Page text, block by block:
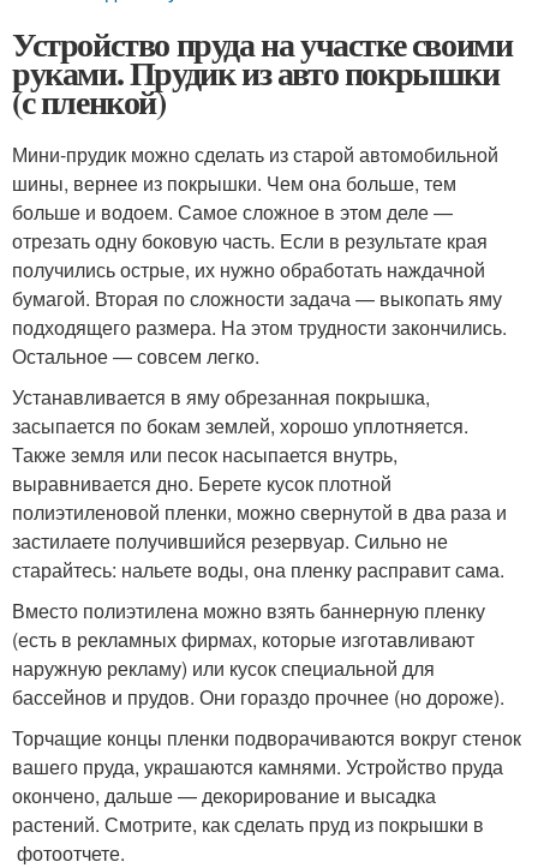
Устройство пруда на участке своими
руками. Прудик из авто покрышки
(с пленкой)
Мини-прудик можно сделать из старой автомобильной
шины, вернее из покрышки. Чем она больше, тем
больше и водоем. Самое сложное в этом деле —
отрезать одну боковую часть. Если в результате края
получились острые, их нужно обработать наждачной
бумагой. Вторая по сложности задача — выкопать яму
подходящего размера. На этом трудности закончились.
Остальное — совсем легко.
Устанавливается в яму обрезанная покрышка,
засыпается по бокам землей, хорошо уплотняется.
Также земля или песок насыпается внутрь,
выравнивается дно. Берете кусок плотной
полиэтиленовой пленки, можно свернутой в два раза и
застилаете получившийся резервуар. Сильно не
старайтесь: нальете воды, она пленку расправит сама.
Вместо полиэтилена можно взять баннерную пленку
(есть в рекламных фирмах, которые изготавливают
наружную рекламу) или кусок специальной для
бассейнов и прудов. Они гораздо прочнее (но дороже).
Торчащие концы пленки подворачиваются вокруг стенок
вашего пруда, украшаются камнями. Устройство пруда
окончено, дальше — декорирование и высадка
растений. Смотрите, как сделать пруд из покрышки в
фотоотчете.